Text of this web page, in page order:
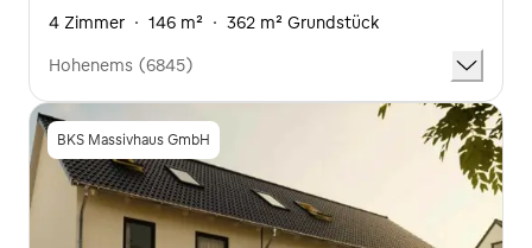
4 Zimmer · 146 m² · 362 m² Grundstück
Hohenems (6845)
BKS Massivhaus GmbH